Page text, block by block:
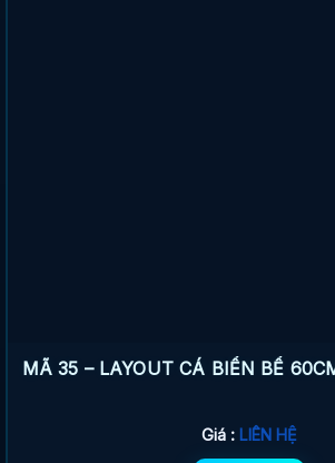
MÃ 35 – LAYOUT CÁ BIỂN BỂ
Giá : LIÊN HỆ